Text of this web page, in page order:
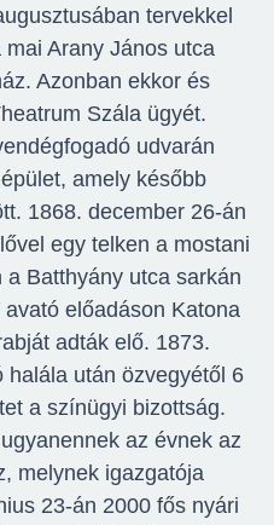
tervekkel
Arany János utca
Azonban ekkor és
Szála ügyét.
udvarán
amely később
1868. december 26-án
egy telken a mostani
Batthyány utca sarkán
előadáson Katona
adták elő. 1873.
halála után özvegyétől 6
a színügyi bizottság.
az évnek az
melynek igazgatója
23-án 2000 fős nyári